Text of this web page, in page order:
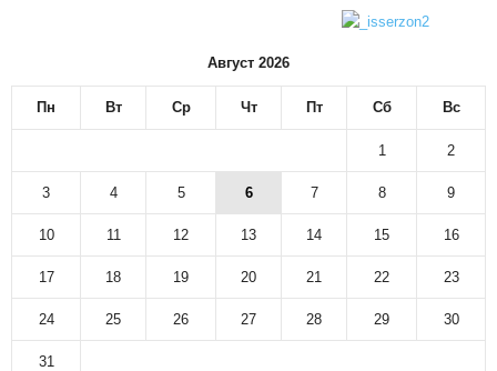
Август 2026
Пн Вт Ср Чт Пт Сб Вс
1 2
3 4 5 6 7 8 9
10 11 12 13 14 15 16
17 18 19 20 21 22 23
24 25 26 27 28 29 30
31